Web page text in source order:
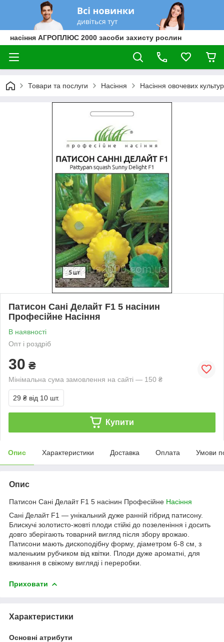
насіння АГРОПЛЮС 2000 засоби захисту рослин
Товари та послуги Насіння Насіння овочевих культур
Патисон Сані Делайт F1 5 насінин
Професійне Насіння
В наявності
Опт і роздріб
30 ₴
Мінімальна сума замовлення на сайті — 150 ₴
29 ₴ від 10 шт.
Купити
Опис Характеристики Доставка Оплата Умови
Опис
Патисон Сані Делайт F1 5 насінин Професійне Насіння
Сані Делайт F1 ― унікальний дуже ранній гібрид патисону.
Блискучі золотисто-жовті плоди стійкі до позеленіння і досить
довго зберігають товарний вигляд після збору врожаю.
Патисони мають дископодібну форму, діаметром 6-8 см, з
маленьким рубчиком від квітки. Плоди дуже ароматні, для
вживання в свіжому вигляді і переробки.
Приховати
Характеристики
Основні атрибути